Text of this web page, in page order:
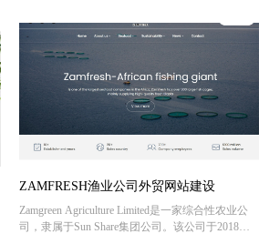
多个搜索引擎优化推广。
ZAMFRESH渔业公司外贸网站建设
Zamgreen Agriculture Limited是一家综合性农业公
司，隶属于Sun Share集团公司。该公司于2018年